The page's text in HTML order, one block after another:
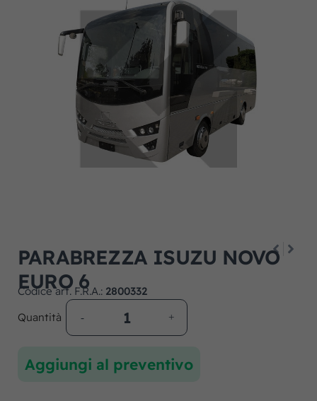
PARABREZZA ISUZU NOVO
EURO 6
Codice art. F.R.A.: 2800332
Quantità
Aggiungi al preventivo